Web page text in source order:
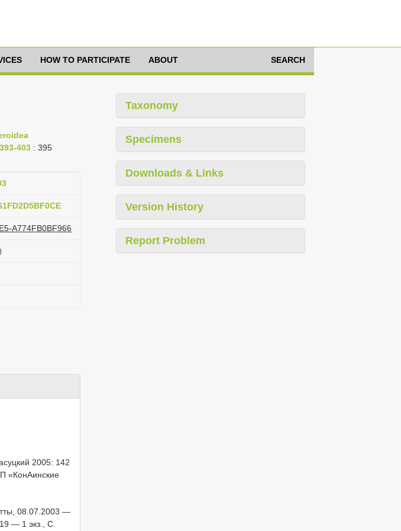
HOW TO PARTICIPATE ABOUT SEARCH
403 : 395
A774FB0BF966
2005: 142
«КонΑинские
08.07.2003 —
— 1 экз., С.
Taxonomy
Specimens
Downloads & Links
Version History
Report Problem